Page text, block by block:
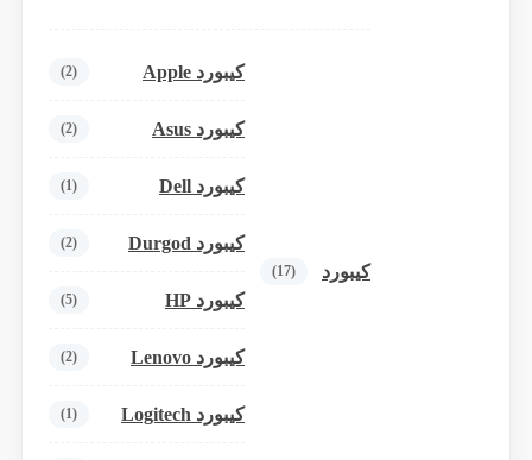
کیبورد (17)
کیبورد Apple (2)
کیبورد Asus (2)
کیبورد Dell (1)
کیبورد Durgod (2)
کیبورد HP (5)
کیبورد Lenovo (2)
کیبورد Logitech (1)